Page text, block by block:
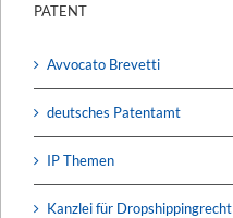
PATENT
Avvocato Brevetti
deutsches Patentamt
IP Themen
Kanzlei für Dropshippingrecht